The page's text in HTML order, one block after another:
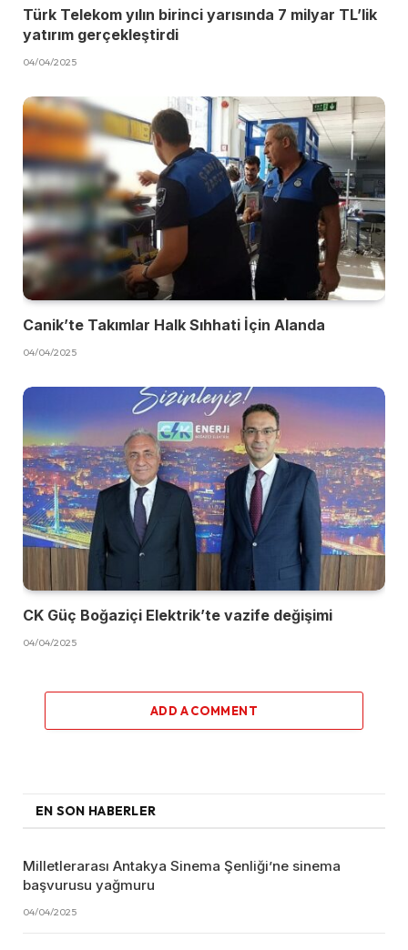
Türk Telekom yılın birinci yarısında 7 milyar TL’lik
yatırım gerçekleştirdi
04/04/2025
Canik’te Takımlar Halk Sıhhati İçin Alanda
04/04/2025
CK Güç Boğaziçi Elektrik’te vazife değişimi
04/04/2025
ADD A COMMENT
EN SON HABERLER
Milletlerarası Antakya Sinema Şenliği’ne sinema
başvurusu yağmuru
04/04/2025